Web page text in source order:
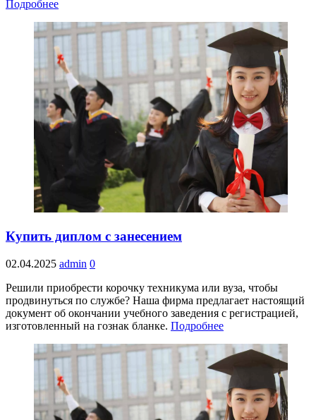
Подробнее
Купить диплом с занесением
02.04.2025 admin 0
Решили приобрести корочку техникума или вуза, чтобы
продвинуться по службе? Наша фирма предлагает настоящий
документ об окончании учебного заведения с регистрацией,
изготовленный на гознак бланке. Подробнее